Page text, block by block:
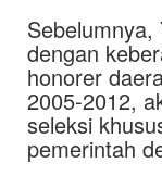
dengan
honorer
2005-2012,
seleksi
pemerintah